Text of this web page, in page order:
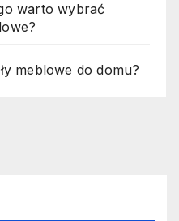
warto wybrać
meblowe do domu?